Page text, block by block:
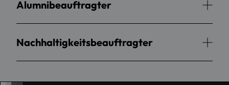
Alumnibeauftragter
Nachhaltigkeitsbeauftragter